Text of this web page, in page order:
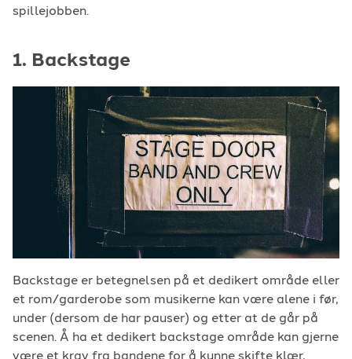
TELEFON
+4790640887
E-POST
support@gigplanet.no
spillejobben.
1. Backstage
Backstage er betegnelsen på et dedikert område eller
et rom/garderobe som musikerne kan være alene i før,
under (dersom de har pauser) og etter at de går på
scenen. Å ha et dedikert backstage område kan gjerne
være et krav fra bandene for å kunne skifte klær,